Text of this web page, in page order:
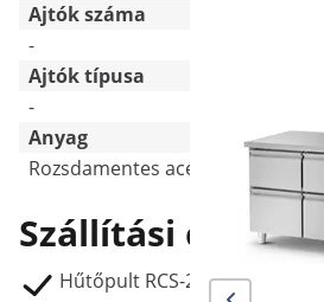
Ajtók száma
-
Ajtók típusa
-
Anyag
Rozsdamentes acél
Szállítási csomag
Hűtőpult RCS-230D